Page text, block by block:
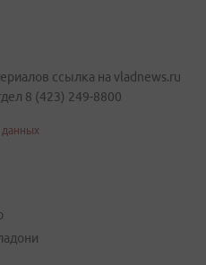
ссылка на vladnews.ru
8 (423) 249-8800
данных